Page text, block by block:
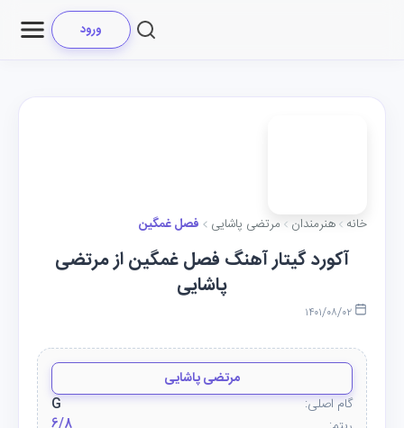
ورود
خانه هنرمندان مرتضی پاشایی فصل غمگین
آکورد گیتار آهنگ فصل غمگین از مرتضی
پاشایی
مرتضی پاشایی
گام اصلی:
G